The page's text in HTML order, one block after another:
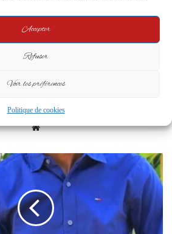
Accepter
Refuser
Voir les préférences
Politique de cookies
gabonactu24.com
Website